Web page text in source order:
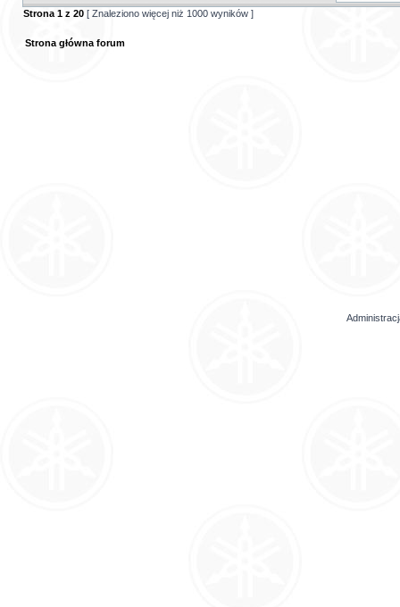
Strona 1 z 20 [ Znaleziono więcej niż 1000 wyników ]
Strona główna forum